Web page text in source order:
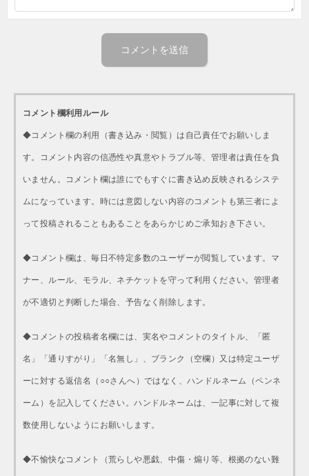
コメント欄利用ルール
◆コメント欄の利用（書き込み・閲覧）は自己責任でお願いしま
す。コメント内容の信憑性や真意やトラブル等、管理者は責任を負
いません。コメント欄は誰にでもすぐに書き込め反映されるシステ
ムになっています。時には意図しない内容のコメントも第三者によ
って投稿されることもあることをあらかじめご承知おき下さい。
◆コメント欄は、毎日不特定多数のユーザーが閲覧しています。マ
ナー、ルール、モラル、ネチケットを守って利用ください。管理者
が不適切と判断した場合、予告なく削除します。
◆コメントの投稿者名欄には、実名やコメントのタイトル、「匿
名」「通りすがり」「名無し」、ブランク（空欄）又は特定ユーザ
ーに対する返信名（○○さんへ）ではなく、ハンドルネーム（ペンネ
ーム）を記入してください。ハンドルネームは、一記事に対して複
数使用しないようにお願いします。
◆不愉快なコメント（荒らしや悪戯、中傷・煽り等、根拠のない難